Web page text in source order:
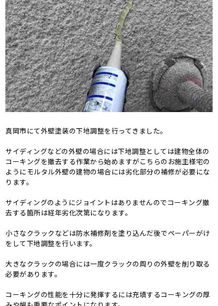
真岡市にて外壁塗装の下地調整を行ってきました。
サイディングなどの外壁の場合には下地調整としては建物全体の
コーキングを撤去する作業から始めますがこちらのお施主様宅の
ようにモルタル外壁の建物の場合には劣化部分の補修が必要にな
ります。
サイディングのようにジョイントはありませんのでコーキング撤
去する箇所は経年劣化次第になります。
小さなクラックなどは防水補修剤を塗り込んだ後でペーパーがけ
をして下地調整を行います。
大きなクラックの場合には一度クラックの周りの外壁を削り取る
必要があります。
コーキングの性能を十分に発揮するには充填するコーキングの厚